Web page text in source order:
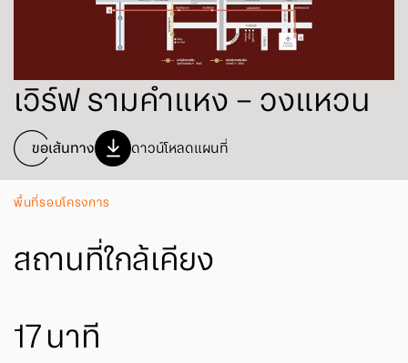
เวิร์ฟ รามคำแหง – วงแหวน
ขอเส้นทาง ดาวน์โหลดแผนที่
พื้นที่รอบโครงการ
สถานที่ใกล้เคียง
17นาที